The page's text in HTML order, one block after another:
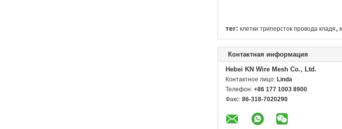
тег: клетки триперсток провода кладя,
Контактная информация
Hebei KN Wire Mesh Co., Ltd.
Контактное лицо: Linda
Телефон: +86 177 1003 8900
Факс: 86-318-7020290